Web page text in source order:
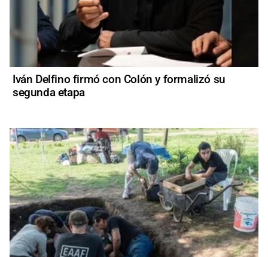
Iván Delfino firmó con Colón y formalizó su
segunda etapa